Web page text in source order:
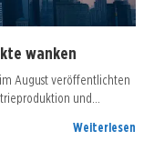
wanken
August veröffentlichten
und…
Weiterlesen